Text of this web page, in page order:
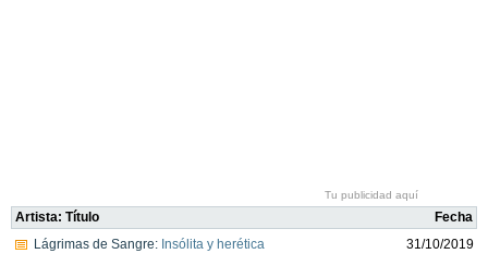
Tu publicidad aquí
Artista: Título
Fecha
Lágrimas de Sangre: Insólita y herética 31/10/2019